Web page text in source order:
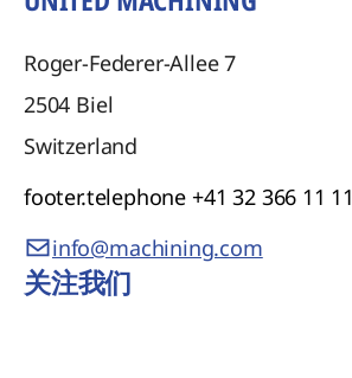
Roger-Federer-Allee 7
2504 Biel
Switzerland
footer.telephone +41 32 366 11 11
info@machining.com
关注我们